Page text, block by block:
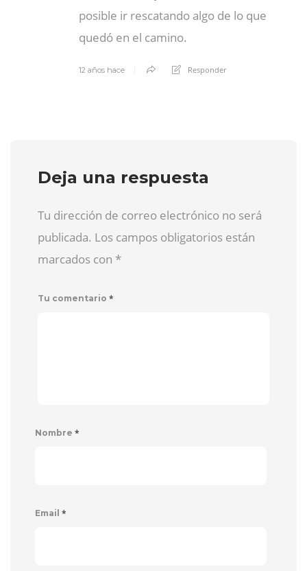
posible ir rescatando algo de lo que
quedó en el camino.
12 años hace Responder
Deja una respuesta
Tu dirección de correo electrónico no será
publicada. Los campos obligatorios están
marcados con *
Tu comentario *
Nombre *
Email *